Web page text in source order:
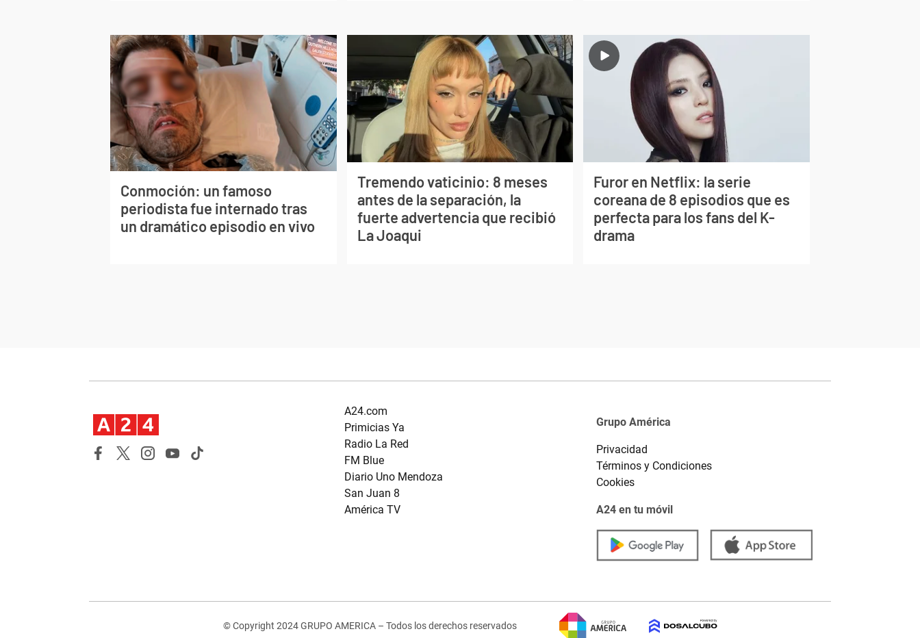
Conmoción: un famoso
periodista fue internado tras
un dramático episodio en vivo
Tremendo vaticinio: 8 meses
antes de la separación, la
fuerte advertencia que recibió
La Joaqui
Furor en Netflix: la serie
coreana de 8 episodios que es
perfecta para los fans del K-
drama
A24.com
Primicias Ya
Radio La Red
FM Blue
Diario Uno Mendoza
San Juan 8
América TV
Grupo América
Privacidad
Términos y Condiciones
Cookies
A24 en tu móvil
© Copyright 2024 GRUPO AMERICA – Todos los derechos reservados